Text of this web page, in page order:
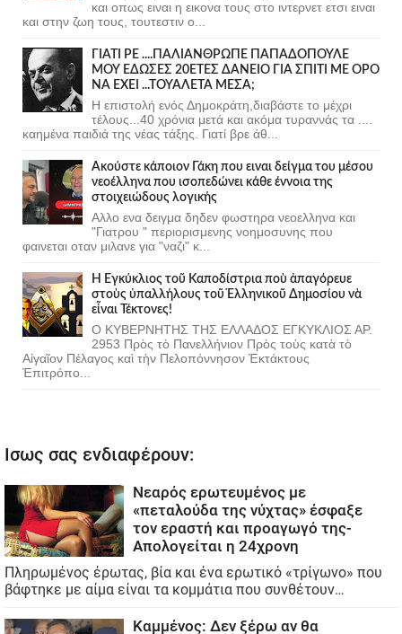
και οπως ειναι η εικονα τους στο ιντερνετ ετσι ειναι
και στην ζωη τους, τουτεστιν ο...
ΓΙΑΤΙ ΡΕ ....ΠΑΛΙΑΝΘΡΩΠΕ ΠΑΠΑΔΟΠΟΥΛΕ
ΜΟΥ ΕΔΩΣΕΣ 20ΕΤΕΣ ΔΑΝΕΙΟ ΓΙΑ ΣΠΙΤΙ ΜΕ ΟΡΟ
ΝΑ ΕΧΕΙ ...ΤΟΥΑΛΕΤΑ ΜΕΣΑ;
Η επιστολή ενός Δημοκράτη,διαβάστε το μέχρι
τέλους...40 χρόνια μετά και ακόμα τυραννάς τα ....
καημένα παιδιά της νέας τάξης. Γιατί βρε άθ...
Ακούστε κάποιον Γάκη που ειναι δείγμα του μέσου
νεοέλληνα που ισοπεδώνει κάθε έννοια της
στοιχειώδους λογικής
Αλλο ενα δειγμα δηδεν φωστηρα νεοελληνα και
"Γιατρου " περιορισμενης νοημοσυνης που
φαινεται οταν μιλανε για "ναζι" κ...
Ἡ Ἐγκύκλιος τοῦ Καποδίστρια ποὺ ἀπαγόρευε
στοὺς ὑπαλλήλους τοῦ Ἑλληνικοῦ Δημοσίου νὰ
εἶναι Τέκτονες!
Ο ΚΥΒΕΡΝΗΤΗΣ ΤΗΣ ΕΛΛΑΔΟΣ ΕΓΚΥΚΛΙΟΣ ΑΡ.
2953 Πρὸς τὸ Πανελλήνιον Πρὸς τοὺς κατὰ τὸ
Αἰγαῖον Πέλαγος καὶ τὴν Πελοπόννησον Ἐκτάκτους
Ἐπιτρόπο...